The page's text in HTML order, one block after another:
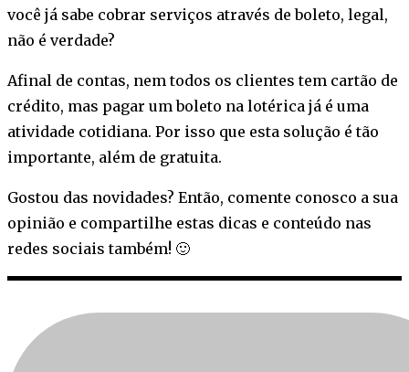
você já sabe cobrar serviços através de boleto, legal,
não é verdade?
Afinal de contas, nem todos os clientes tem cartão de
crédito, mas pagar um boleto na lotérica já é uma
atividade cotidiana. Por isso que esta solução é tão
importante, além de gratuita.
Gostou das novidades? Então, comente conosco a sua
opinião e compartilhe estas dicas e conteúdo nas
redes sociais também! 🙂